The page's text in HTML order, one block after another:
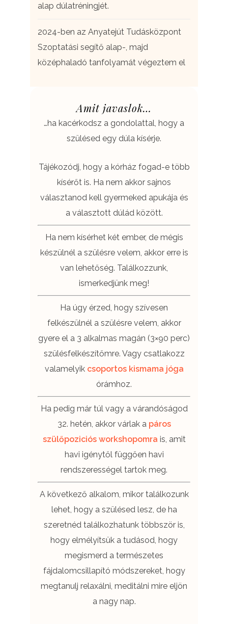
alap dúlatréningjét.
2024-ben az Anyatejút Tudásközpont
Szoptatási segítő alap-, majd
középhaladó tanfolyamát végeztem el
Amit javaslok…
…ha kacérkodsz a gondolattal, hogy a
szülésed egy dúla kísérje.
Tájékozódj, hogy a kórház fogad-e több
kísérőt is. Ha nem akkor sajnos
választanod kell gyermeked apukája és
a választott dúlád között.
Ha nem kísérhet két ember, de mégis
készülnél a szülésre velem, akkor erre is
van lehetőség. Találkozzunk,
ismerkedjünk meg!
Ha úgy érzed, hogy szívesen
felkészülnél a szülésre velem, akkor
gyere el a 3 alkalmas magán (3×90 perc)
szülésfelkészítőmre. Vagy csatlakozz
valamelyik csoportos kismama jóga
órámhoz.
Ha pedig már túl vagy a várandóságod
32. hetén, akkor várlak a páros
szülőpoziciós workshopomra is, amit
havi igénytől függően havi
rendszerességel tartok meg.
A következő alkalom, mikor találkozunk
lehet, hogy a szülésed lesz, de ha
szeretnéd találkozhatunk többször is,
hogy elmélyítsük a tudásod, hogy
megismerd a természetes
fájdalomcsillapító módszereket, hogy
megtanulj relaxálni, meditálni mire eljön
a nagy nap.